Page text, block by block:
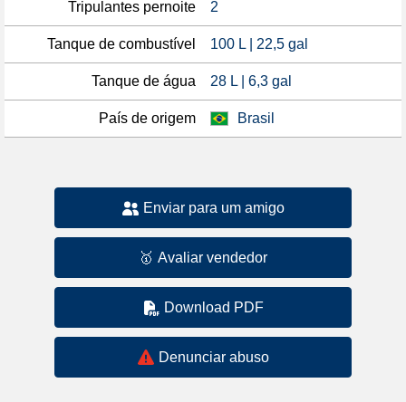
Tripulantes pernoite 2
Tanque de combustível 100 L | 22,5 gal
Tanque de água 28 L | 6,3 gal
País de origem Brasil
Enviar para um amigo
🥇 Avaliar vendedor
Download PDF
Denunciar abuso